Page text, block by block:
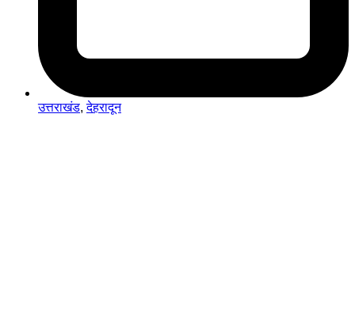
उत्तराखंड,देहरादून